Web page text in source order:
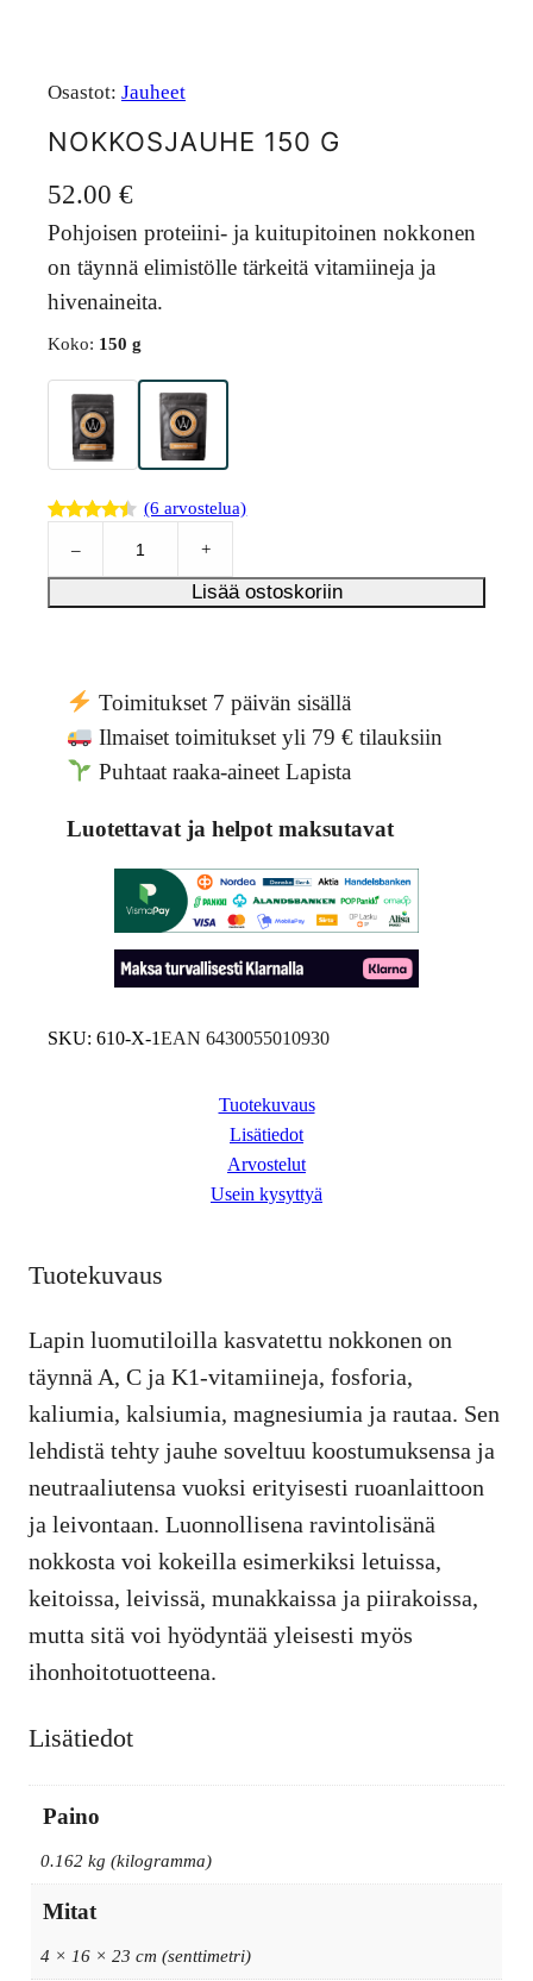
Osastot: Jauheet
NOKKOSJAUHE 150 G
52.00 €
Pohjoisen proteiini- ja kuitupitoinen nokkonen
on täynnä elimistölle tärkeitä vitamiineja ja
hivenaineita.
Koko: 150 g
(6 arvostelua)
k
k
t
– +
Lisää ostoskoriin
Toimitukset 7 päivän sisällä
Ilmaiset toimitukset yli 79 € tilauksiin
Puhtaat raaka-aineet Lapista
Luotettavat ja helpot maksutavat
SKU: 610-X-1EAN 6430055010930
Tuotekuvaus
Lisätiedot
Arvostelut
Usein kysyttyä
Tuotekuvaus
Lapin luomutiloilla kasvatettu nokkonen on
täynnä A, C ja K1-vitamiineja, fosforia,
kaliumia, kalsiumia, magnesiumia ja rautaa. Sen
lehdistä tehty jauhe soveltuu koostumuksensa ja
neutraaliutensa vuoksi erityisesti ruoanlaittoon
ja leivontaan. Luonnollisena ravintolisänä
nokkosta voi kokeilla esimerkiksi letuissa,
keitoissa, leivissä, munakkaissa ja piirakoissa,
mutta sitä voi hyödyntää yleisesti myös
ihonhoitotuotteena.
Lisätiedot
Paino
0.162 kg (kilogramma)
Mitat
4 × 16 × 23 cm (senttimetri)